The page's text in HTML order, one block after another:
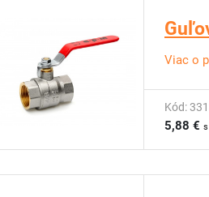
Viac o
Kód:
5,88 € s